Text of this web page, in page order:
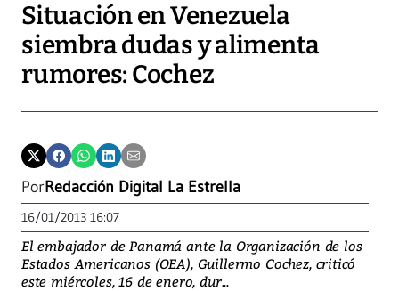
Situación en Venezuela
siembra dudas y alimenta
rumores: Cochez
PorRedacción Digital La Estrella
16/01/2013 16:07
El embajador de Panamá ante la Organización de los
Estados Americanos (OEA), Guillermo Cochez, criticó
este miércoles, 16 de enero, dur...